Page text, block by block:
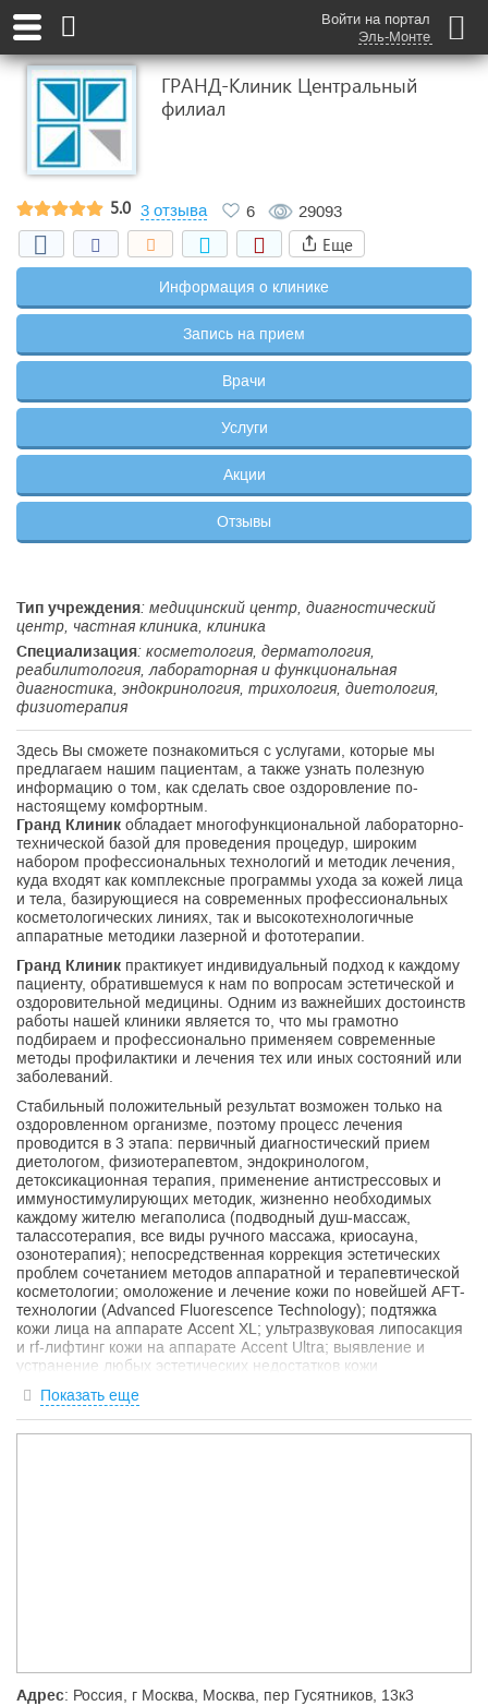
Войти на портал
Эль-Монте
ГРАНД-Клиник Центральный
филиал
5.0 3 отзыва 6 29093
Еще
Информация о клинике
Запись на прием
Врачи
Услуги
Акции
Отзывы
Тип учреждения: медицинский центр, диагностический
центр, частная клиника, клиника
Специализация: косметология, дерматология,
реабилитология, лабораторная и функциональная
диагностика, эндокринология, трихология, диетология,
физиотерапия
Здесь Вы сможете познакомиться с услугами, которые мы
предлагаем нашим пациентам, а также узнать полезную
информацию о том, как сделать свое оздоровление по-
настоящему комфортным.
Гранд Клиник обладает многофункциональной лабораторно-
технической базой для проведения процедур, широким
набором профессиональных технологий и методик лечения,
куда входят как комплексные программы ухода за кожей лица
и тела, базирующиеся на современных профессиональных
косметологических линиях, так и высокотехнологичные
аппаратные методики лазерной и фототерапии.
Гранд Клиник практикует индивидуальный подход к каждому
пациенту, обратившемуся к нам по вопросам эстетической и
оздоровительной медицины. Одним из важнейших достоинств
работы нашей клиники является то, что мы грамотно
подбираем и профессионально применяем современные
методы профилактики и лечения тех или иных состояний или
заболеваний.
Стабильный положительный результат возможен только на
оздоровленном организме, поэтому процесс лечения
проводится в 3 этапа: первичный диагностический прием
диетологом, физиотерапевтом, эндокринологом,
детоксикационная терапия, применение антистрессовых и
иммуностимулирующих методик, жизненно необходимых
каждому жителю мегаполиса (подводный душ-массаж,
талассотерапия, все виды ручного массажа, криосауна,
озонотерапия); непосредственная коррекция эстетических
проблем сочетанием методов аппаратной и терапевтической
косметологии; омоложение и лечение кожи по новейшей AFT-
технологии (Advanced Fluorescence Technology); подтяжка
кожи лица на аппарате Accent XL; ультразвуковая липосакция
и rf-лифтинг кожи на аппарате Accent Ultra; выявление и
устранение любых эстетических недостатков кожи
фракционного фототермолиза на аппарате FRAXEL SR1500;
абсолютно безболезненная AFT-эпиляция. После окончания
оздоровительного курса патронаж нашими специалистами не
Показать еще
Адрес: Россия, г Москва, Москва, пер Гусятников, 13к3